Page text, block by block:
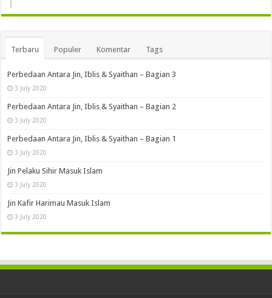
Terbaru Populer Komentar Tags
Perbedaan Antara Jin, Iblis & Syaithan – Bagian 3
3 July 2020
Perbedaan Antara Jin, Iblis & Syaithan – Bagian 2
3 July 2020
Perbedaan Antara Jin, Iblis & Syaithan – Bagian 1
3 July 2020
Jin Pelaku Sihir Masuk Islam
3 July 2020
Jin Kafir Harimau Masuk Islam
3 July 2020